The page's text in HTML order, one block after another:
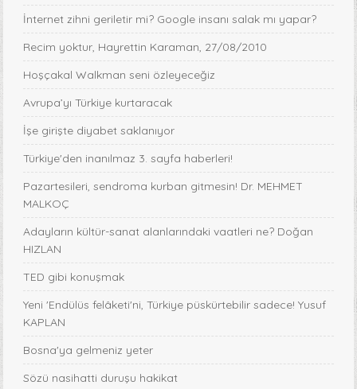
İnternet zihni geriletir mi? Google insanı salak mı yapar?
Recim yoktur, Hayrettin Karaman, 27/08/2010
Hoşçakal Walkman seni özleyeceğiz
Avrupa’yı Türkiye kurtaracak
İşe girişte diyabet saklanıyor
Türkiye'den inanılmaz 3. sayfa haberleri!
Pazartesileri, sendroma kurban gitmesin! Dr. MEHMET
MALKOÇ
Adayların kültür-sanat alanlarındaki vaatleri ne? Doğan
HIZLAN
TED gibi konuşmak
Yeni 'Endülüs felâketi'ni, Türkiye püskürtebilir sadece! Yusuf
KAPLAN
Bosna'ya gelmeniz yeter
Sözü nasihatti duruşu hakikat